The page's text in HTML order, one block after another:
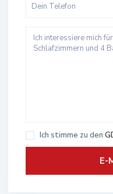
Ich stimme zu den